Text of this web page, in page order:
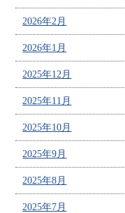
2026年2月
2026年1月
2025年12月
2025年11月
2025年10月
2025年9月
2025年8月
2025年7月